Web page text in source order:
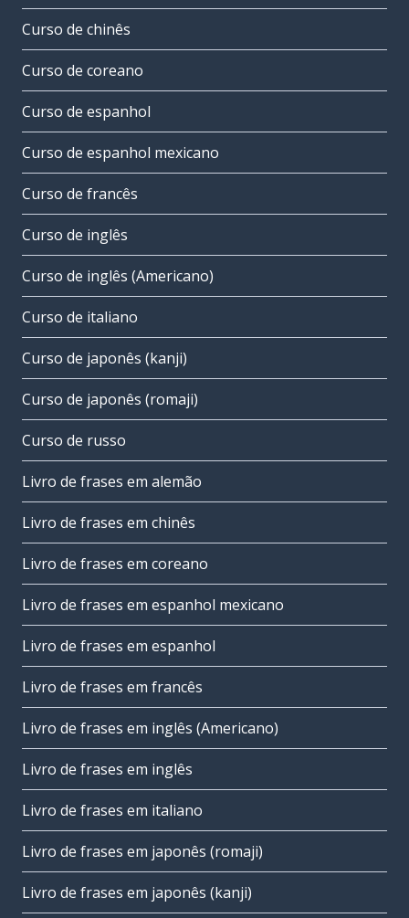
Curso de chinês
Curso de coreano
Curso de espanhol
Curso de espanhol mexicano
Curso de francês
Curso de inglês
Curso de inglês (Americano)
Curso de italiano
Curso de japonês (kanji)
Curso de japonês (romaji)
Curso de russo
Livro de frases em alemão
Livro de frases em chinês
Livro de frases em coreano
Livro de frases em espanhol mexicano
Livro de frases em espanhol
Livro de frases em francês
Livro de frases em inglês (Americano)
Livro de frases em inglês
Livro de frases em italiano
Livro de frases em japonês (romaji)
Livro de frases em japonês (kanji)